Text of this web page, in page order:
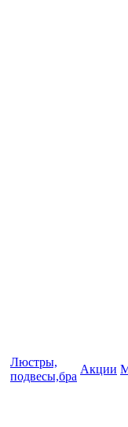
Люстры,
подвесы,бра
Акции